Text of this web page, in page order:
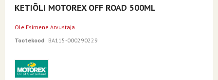
Skip
to
beginning
of
gallery
KETIÕLI MOTOREX OFF ROAD 500ML
Ole Esimene Arvustaja
Tootekood BA115-000290229